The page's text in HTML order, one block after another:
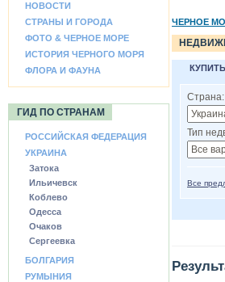
НОВОСТИ
СТРАНЫ И ГОРОДА
ФОТО & ЧЕРНОЕ МОРЕ
ИСТОРИЯ ЧЕРНОГО МОРЯ
ФЛОРА И ФАУНА
ГИД ПО СТРАНАМ
РОССИЙСКАЯ ФЕДЕРАЦИЯ
УКРАИНА
Затока
Ильичевск
Коблево
Одесса
Очаков
Сергеевка
БОЛГАРИЯ
РУМЫНИЯ
ЧЕРНОЕ
КУПИТЬ
Страна:
Тип
Все